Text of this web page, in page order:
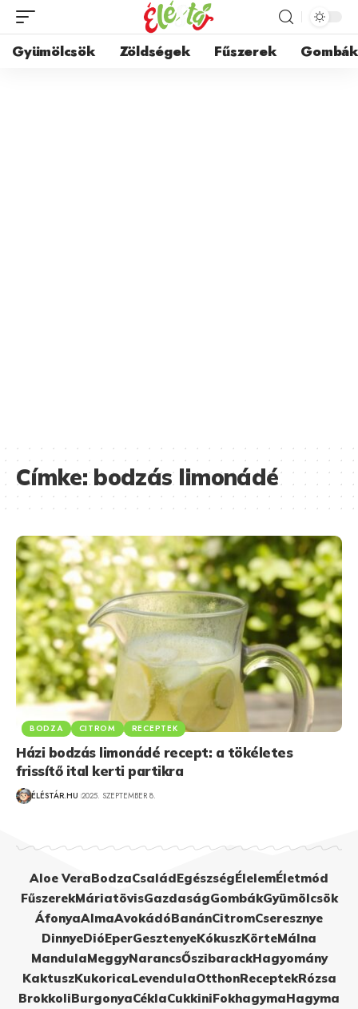
Gyümölcsök Zöldségek Fűszerek Gombák
Címke:bodzás limonádé
BODZA CITROM RECEPTEK
Házi bodzás limonádé recept: a tökéletes
frissítő ital kerti partikra
ÉLÉSTÁR.HU 2025. SZEPTEMBER 8.
Aloe VeraBodzaCsaládEgészségÉlelemÉletmód
FűszerekMáriatövisGazdaságGombákGyümölcsök
ÁfonyaAlmaAvokádóBanánCitromCseresznye
DinnyeDióEperGesztenyeKókuszKörteMálna
MandulaMeggyNarancsŐszibarackHagyomány
KaktuszKukoricaLevendulaOtthonReceptekRózsa
BrokkoliBurgonyaCéklaCukkiniFokhagymaHagyma